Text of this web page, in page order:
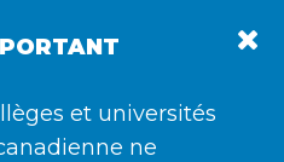
et universités
ne